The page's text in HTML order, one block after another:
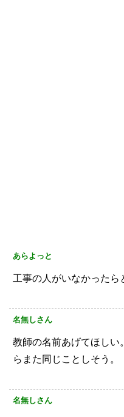
あらよっと
工事の人がいなかったら
名無しさん
教師の名前あげてほしい
らまた同じことしそう。
名無しさん